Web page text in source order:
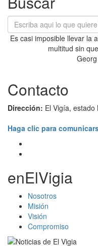
Es casi imposible llevar la
multitud sin
Contacto
Dirección: El Vigía,
Haga clic para
enElVigia
Nosotros
Misión
Visión
Compromiso